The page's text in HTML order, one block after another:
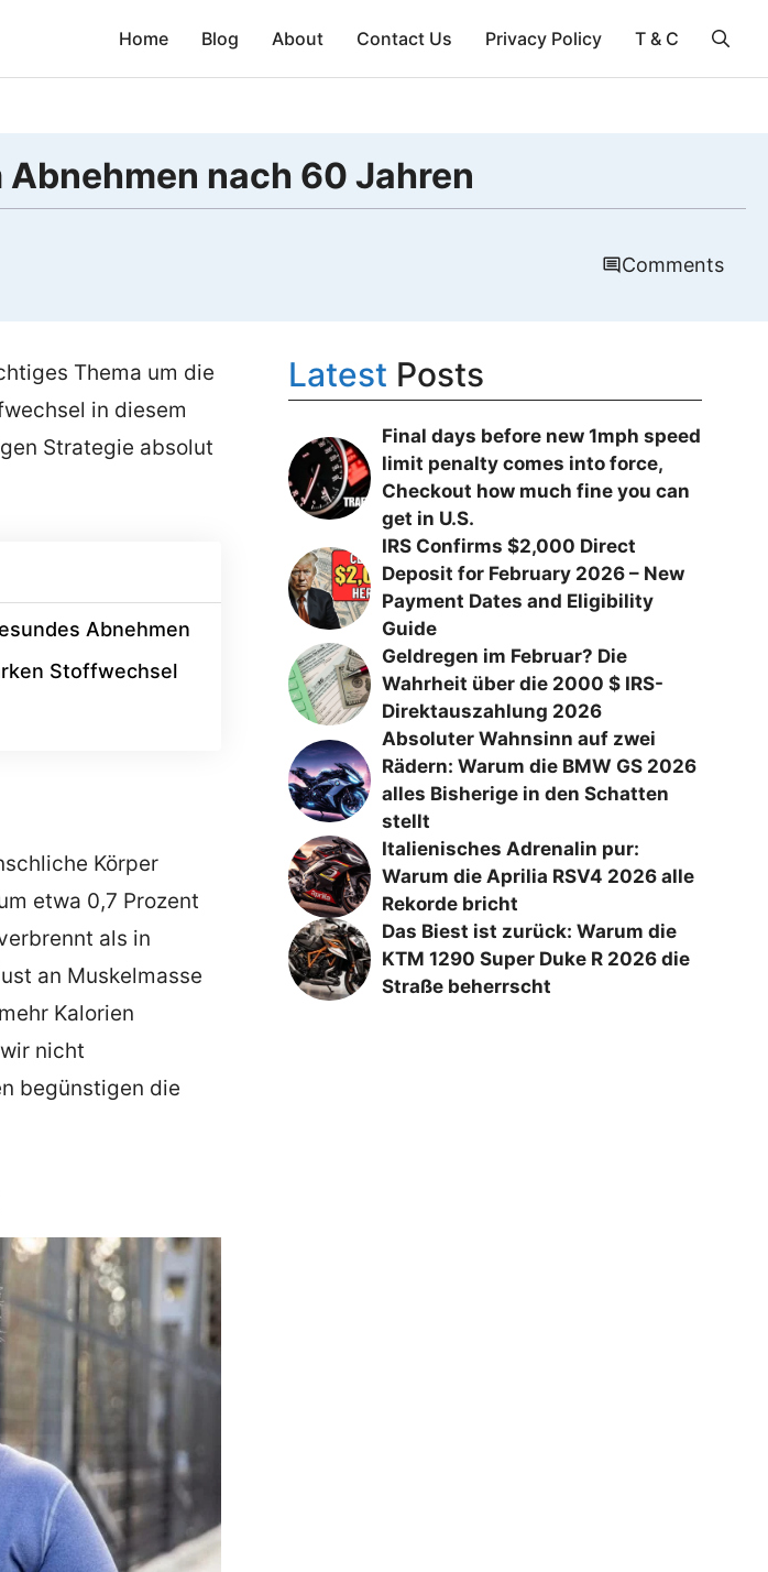
Home Blog About Contact Us Privacy Policy T & C
nach 60 Jahren
Comments
Thema um die
in diesem
Strategie absolut
Abnehmen
Stoffwechsel
Körper
etwa 0,7 Prozent
als in
an Muskelmasse
Kalorien
nicht
begünstigen die
Latest Posts
Final days before new 1mph speed
limit penalty comes into force,
Checkout how much fine you can
get in U.S.
IRS Confirms $2,000 Direct
Deposit for February 2026 – New
Payment Dates and Eligibility
Guide
Geldregen im Februar? Die
Wahrheit über die 2000 $ IRS-
Direktauszahlung 2026
Absoluter Wahnsinn auf zwei
Rädern: Warum die BMW GS 2026
alles Bisherige in den Schatten
stellt
Italienisches Adrenalin pur:
Warum die Aprilia RSV4 2026 alle
Rekorde bricht
Das Biest ist zurück: Warum die
KTM 1290 Super Duke R 2026 die
Straße beherrscht